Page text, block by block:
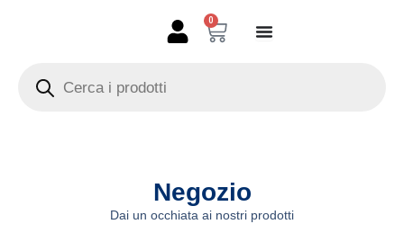
0
Carrello
search
Negozio
Dai un occhiata ai nostri prodotti